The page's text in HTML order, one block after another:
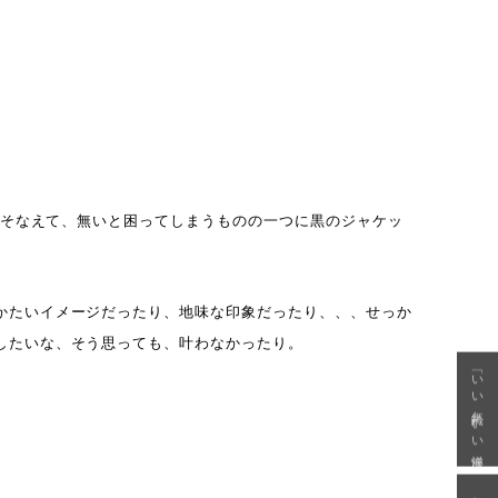
そなえて、無いと困ってしまうものの一つに黒のジャケッ
たいイメージだったり、地味な印象だったり、、、せっか
たいな、そう思っても、叶わなかったり。
「いい年齢 いい洋服」